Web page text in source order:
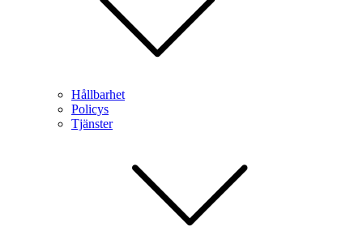
Hållbarhet
Policys
Tjänster